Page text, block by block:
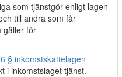
som tjänstgör enligt lagen
till andra som får
gäller för
§ inkomstskattelagen
i inkomstslaget tjänst.